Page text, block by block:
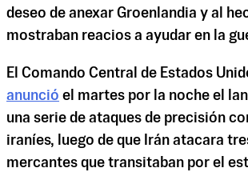
deseo de anexar Groenlandia y al
mostraban reacios a ayudar en la
El Comando Central de Estados
anunció el martes por la noche el
una serie de ataques de precisión
iraníes, luego de que Irán atacara
mercantes que transitaban por el